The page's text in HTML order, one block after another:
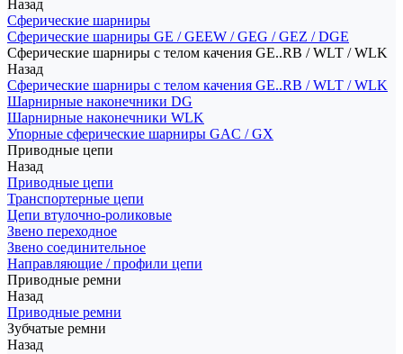
Назад
Сферические шарниры
Сферические шарниры GE / GEEW / GEG / GEZ / DGE
Сферические шарниры с телом качения GE..RB / WLT / WLK
Назад
Сферические шарниры с телом качения GE..RB / WLT / WLK
Шарнирные наконечники DG
Шарнирные наконечники WLK
Упорные сферические шарниры GAC / GX
Приводные цепи
Назад
Приводные цепи
Транспортерные цепи
Цепи втулочно-роликовые
Звено переходное
Звено соединительное
Направляющие / профили цепи
Приводные ремни
Назад
Приводные ремни
Зубчатые ремни
Назад